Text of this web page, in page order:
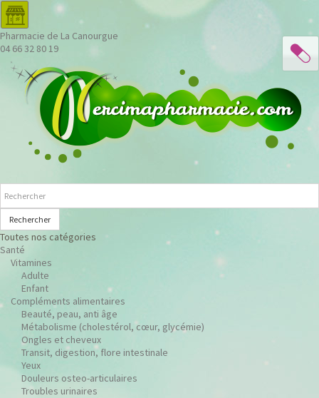
Pharmacie de La Canourgue
04 66 32 80 19
Rechercher
Toutes nos catégories
Santé
Vitamines
Adulte
Enfant
Compléments alimentaires
Beauté, peau, anti âge
Métabolisme (cholestérol, cœur, glycémie)
Ongles et cheveux
Transit, digestion, flore intestinale
Yeux
Douleurs osteo-articulaires
Troubles urinaires